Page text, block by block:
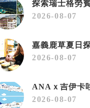
2026-08-07
2026-08-07
2026-08-07